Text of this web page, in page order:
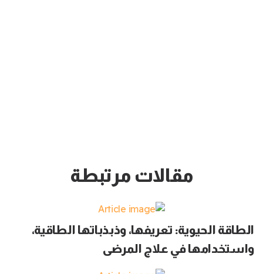
مقالات مرتبطة
الطاقة الحيوية: تعريفها، وذبذباتها الطاقية،
واستخدامها في علاج المرضى